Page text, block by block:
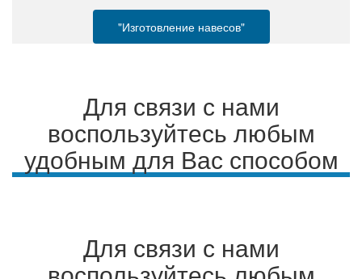
"Изготовление навесов"
Для связи с нами
воспользуйтесь любым
удобным для Вас способом
Для связи с нами